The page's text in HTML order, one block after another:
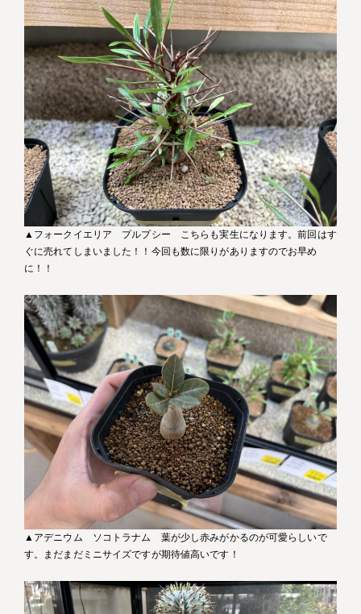
▲フォークイエリア プルプシー こちらも実生になります。前回はす
ぐに売れてしまいました！！今回も数に限りがありますのでお早め
に！！
▲アデニウム ソコトラナム 葉が少し赤みがかるのが可愛らしいで
す。まだまだミニサイズですが期待値高いです！